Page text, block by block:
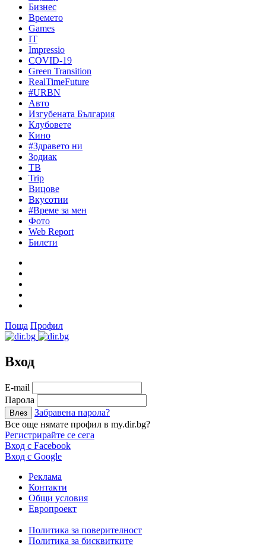
Бизнес
Времето
Games
IT
Impressio
COVID-19
Green Transition
RealTimeFuture
#URBN
Авто
Изгубената България
Клубовете
Кино
#Здравето ни
Зодиак
ТВ
Trip
Вицове
Вкусотии
#Време за мен
Фото
Web Report
Билети
Поща Профил
Вход
Е-mail
Парола
Забравена парола?
Все още нямате профил в my.dir.bg?
Регистрирайте се сега
Вход с Facebook
Вход с Google
Реклама
Контакти
Общи условия
Европроект
Политика за поверителност
Политика за бисквитките